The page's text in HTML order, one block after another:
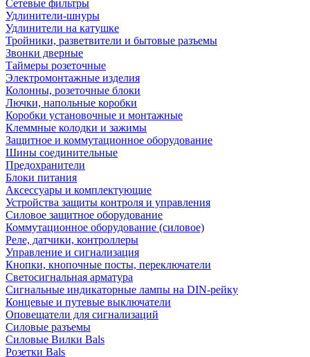
Сетевые фильтры
Удлинители-шнуры
Удлинители на катушке
Тройники, разветвители и бытовые разъемы
Звонки дверные
Таймеры розеточные
Электромонтажные изделия
Колонны, розеточные блоки
Лючки, напольные коробки
Коробки установочные и монтажные
Клеммные колодки и зажимы
Защитное и коммутационное оборудование
Шины соединительные
Предохранители
Блоки питания
Аксессуары и комплектующие
Устройства защиты контроля и управления
Силовое защитное оборудование
Коммутационное оборудование (силовое)
Реле, датчики, контроллеры
Управление и сигнализация
Кнопки, кнопочные посты, переключатели
Светосигнальная арматура
Сигнальные индикаторные лампы на DIN-рейку
Концевые и путевые выключатели
Оповещатели для сигнализаций
Силовые разъемы
Силовые Вилки Bals
Розетки Bals